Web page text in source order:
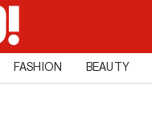
FASHION BEAUTY